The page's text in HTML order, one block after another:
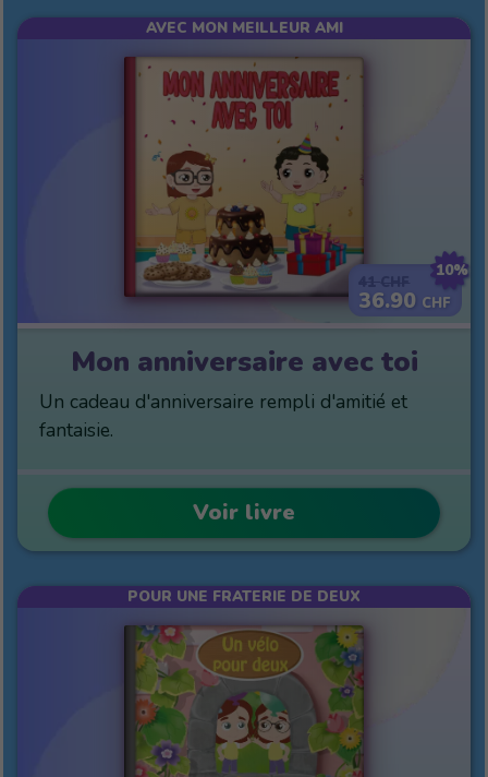
10%
36.90 CHF
AVEC MON MEILLEUR AMI
Mon anniversaire avec toi
Un cadeau d'anniversaire rempli d'amitié et
fantaisie.
Voir livre
POUR UNE FRATERIE DE DEUX